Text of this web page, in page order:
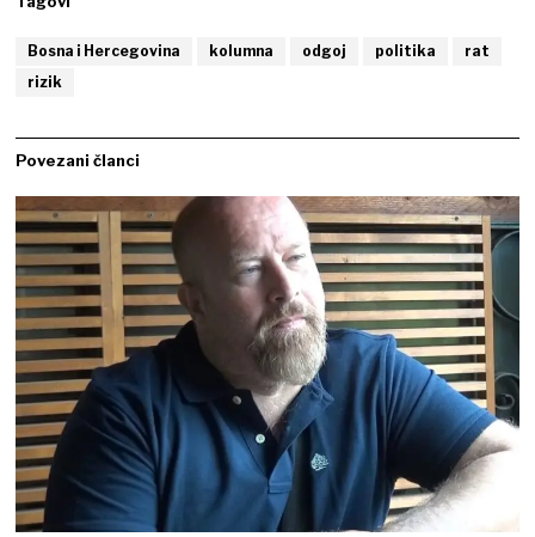
Bosna i Hercegovina kolumna odgoj politika
rat
rizik
Povezani članci